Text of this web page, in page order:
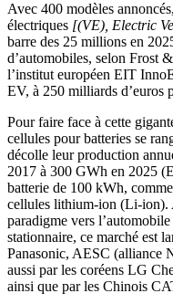
Avec 400 modèles
électriques [(VE), Electric
barre des 25 millions en
d’automobiles, selon Frost
l’institut européen EIT
EV, à 250 milliards d’euros
Pour faire face à cette
cellules pour batteries se
décolle leur production
2017 à 300 GWh en 2025
batterie de 100 kWh,
cellules lithium-ion (Li-ion).
paradigme vers
stationnaire, ce marché est
Panasonic, AESC (alliance
aussi par les coréens LG
ainsi que par les Chinois